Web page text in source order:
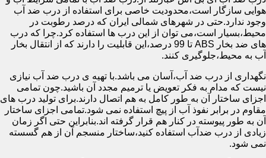
هوایی سازگار است،محدودیت خاصی برای استفاده از درب ضد آب
وجود ندارد.حتی در شهرهای شمالی ایران که درصد رطوبت در
محیط،بسیار است،می توان از این درب ها استفاده کرد.چرا که درب
های ضد بخار ABS تا 99 درصد،این قابلیت را دارند که از انتقال بخار
آب به محیط،جلوگیری کنند.
نگهداری از درب ضد آب،آسان می باشد.با تهیه ی درب ضد آب نیازی
نیست که مدام به فکر تعویض یا ترمیم مجدد آن باشید.چون تمامی
اجزای ساختار آن به طور کامل به هم اتصال دارند.برای تولید درب های
مقاوم در برابر نفوذ آب از پیچ استفاده نمی شود.تمامی اجزای ساختار
آن به طور پیوسته در کنار هم قرار گرفته اند.بنابراین حتی اگر زمان
زیادی از درب ضدآب استفاده کنید،ساختار منسجم آن از هم گسسته
نمی شود.